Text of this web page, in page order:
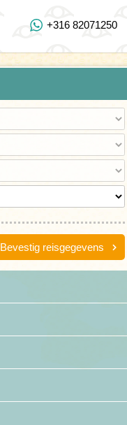
223 00 69
user/DjoserWebsite
djoser_reizen/
+316 82071250
Bevestig reisgegevens